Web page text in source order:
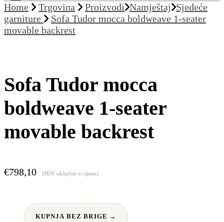
Home
Trgovina Proizvodi Namještaj Sjedeće
garniture
Sofa Tudor mocca boldweave 1-seater
movable backrest
Sofa Tudor mocca
boldweave 1-seater
movable backrest
€798,10 (PDV uključen u cijenu)
KUPNJA BEZ BRIGE →